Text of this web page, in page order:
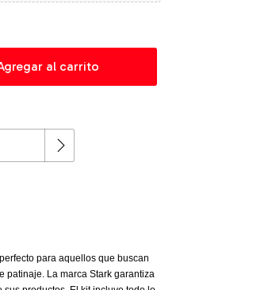
para aquellos que buscan
patinaje. La marca Stark garantiza